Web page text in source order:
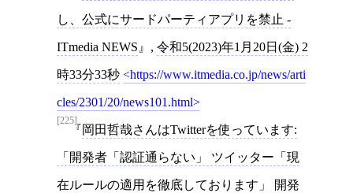
し、公式にサードパーティアプリを禁止 -
ITmedia NEWS , 令和5(2023)年1月20日(金) 2
時33分33秒 https://www.itmedia.co.jp/news/arti
cles/2301/20/news101.html
[225]
岡田哲哉さんはTwitterを使っています:
「開発者「認証通らない」 ツイッター「現
在ルールの適用を徹底しております」 開発